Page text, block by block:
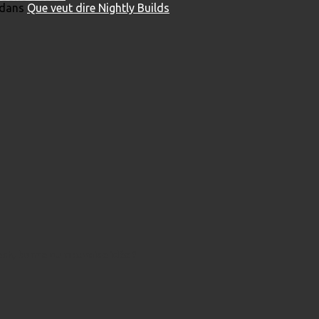
bonne ou mauvaise idée ?
dans Que veut dire Nightly Builds